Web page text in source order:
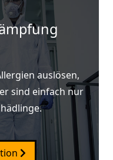
auslösen,
sind einfach nur